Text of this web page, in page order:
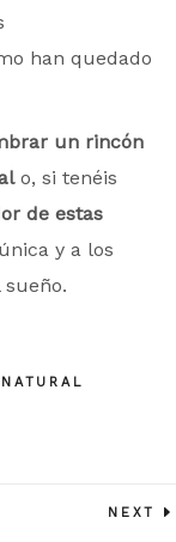
han quedado
un rincón
o, si tenéis
de estas
y a los
NEXT